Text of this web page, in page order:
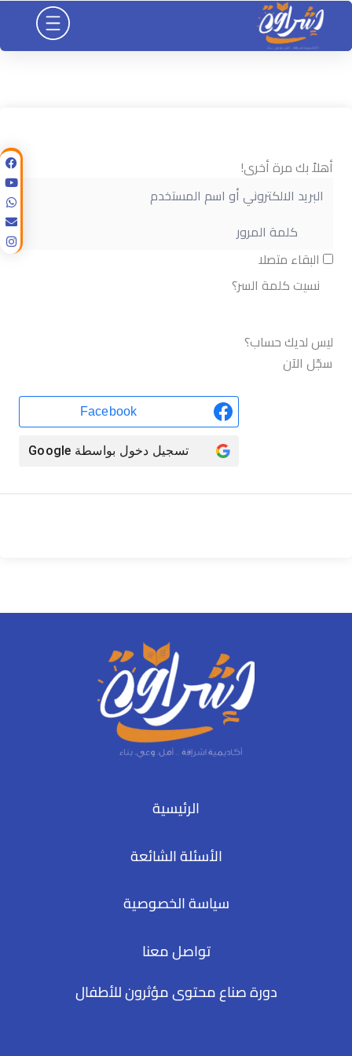
تخطي
المحتوى
أهلاً بك مرة أخرى!
البقاء متصلا
نسيت كلمة السر؟
ليس لديك حساب؟
سجّل الآن
Facebook
تسجيل دخول بواسطة Google
الرئيسية
الأسئلة الشائعة
سياسة الخصوصية
تواصل معنا
دورة صناع محتوى مؤثرون للأطفال